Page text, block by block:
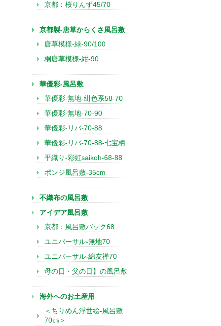
京都：桜りんず45/70
京都製-唐草からくさ風呂敷
唐草模様-緑-90/100
桐唐草模様-紺-90
華優彩-風呂敷
華優彩-無地-紺色系58-70
華優彩-無地-70-90
華優彩-リバ-70-88
華優彩-リバ-70-88-七宝柄
平織り-彩虹saikoh-68-88
ポンジ風呂敷-35cm
不織布の風呂敷
アイデア風呂敷
京都：風呂敷バック68
ユニバーサル-無地70
ユニバーサル-綿友禅70
母の日・父の日】の風呂敷
海外へのお土産用
＜ちりめん浮世絵-風呂敷
70㎝＞